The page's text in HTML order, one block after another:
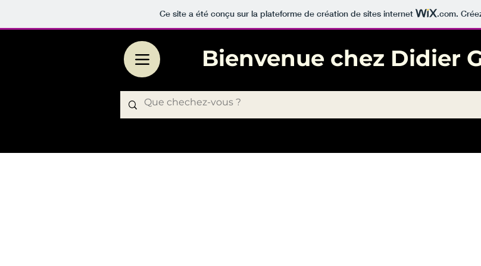
Ce site a été conçu sur la plateforme de création de sites internet .com.
Bienvenue chez Didier